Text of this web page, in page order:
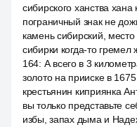
сибирского ханства
пограничный знак не
камень сибирский,
сибирки когда-то гремел
164: А всего в 3
золото на прииске в
крестьянин киприянка
вы только представьте
избы, запах дыма и